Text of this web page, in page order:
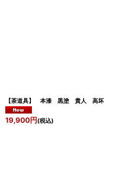
【茶道具】 本漆 黒塗 貴人 高坏
19,900円 (税込)